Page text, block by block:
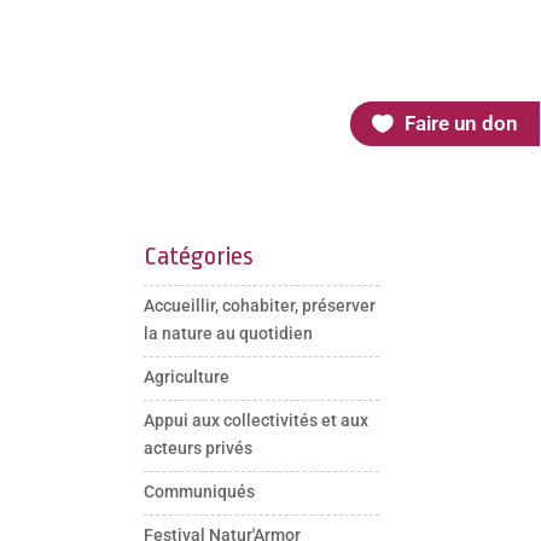
Faire un don
Catégories
Accueillir, cohabiter, préserver
la nature au quotidien
Agriculture
Appui aux collectivités et aux
acteurs privés
Communiqués
Festival Natur'Armor